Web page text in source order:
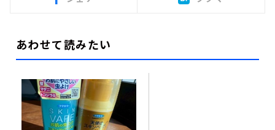
あわせて読みたい